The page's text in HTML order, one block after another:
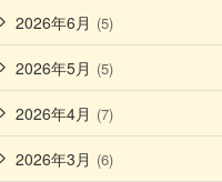
2026年6月 (5)
2026年5月 (5)
2026年4月 (7)
2026年3月 (6)